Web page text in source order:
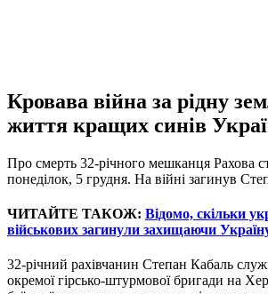
Кровава війна за рідну
життя кращих синів
Про смерть 32-річного мешканця Рахова
понеділок, 5 грудня. На війні загинув
ЧИТАЙТЕ ТАКОЖ: Відомо, скільки
військових загинули захищаючи
32-річний рахівчанин Степан Кабаль
окремої гірсько-штурмової бригади на